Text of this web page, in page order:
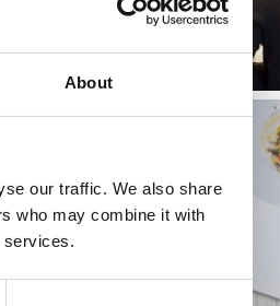
About
our traffic. We also share
who may combine it with
services.
TOURISTIQUES